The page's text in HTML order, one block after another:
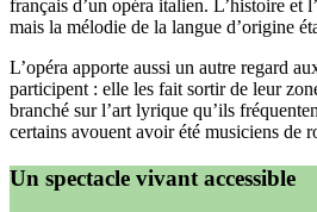
français d’un opéra italien. L’histoire et
mais la mélodie de la langue d’origine
L’opéra apporte aussi un autre regard
participent : elle les fait sortir de leur
branché sur l’art lyrique qu’ils
certains avouent avoir été musiciens de
Un spectacle vivant accessible